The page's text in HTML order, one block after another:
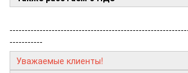
-----------
Уважаемые клиенты!